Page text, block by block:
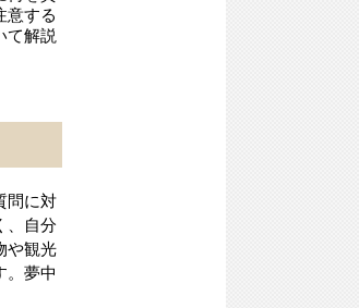
意する
て解説
問に対
、自分
や観光
。夢中